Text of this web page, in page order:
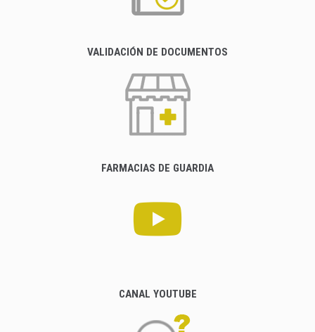
VALIDACIÓN DE DOCUMENTOS
FARMACIAS DE GUARDIA
CANAL YOUTUBE